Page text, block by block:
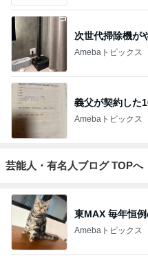
次世代掃除機が
Amebaトピックス
義父が契約した
Amebaトピックス
芸能人・有名人ブログ TOPへ
東MAX 毎年恒
Amebaトピックス